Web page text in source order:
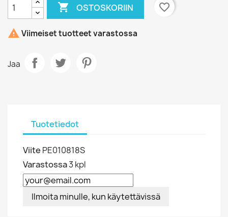
 OSTOSKORIIN favorite_border
 Viimeiset tuotteet varastossa
Jaa
Tuotetiedot
Viite PE010818S
Varastossa3 kpl
Ilmoita minulle, kun käytettävissä